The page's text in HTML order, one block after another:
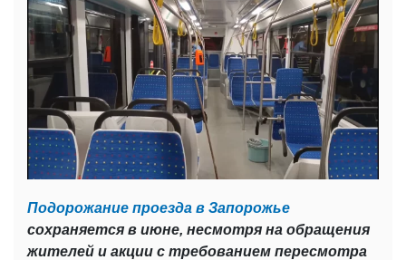
Подорожание проезда в Запорожье
сохраняется в июне, несмотря на обращения
жителей и акции с требованием пересмотра